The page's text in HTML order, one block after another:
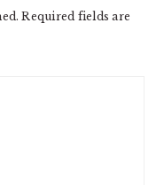
Required fields are